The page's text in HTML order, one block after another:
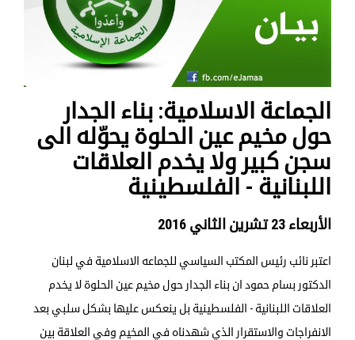
الجماعة الاسلامية: بناء الجدار
حول مخيم عين الحلوة يحوّله الى
سجن كبير ولا يخدم العلاقات
اللبنانية - الفلسطينية
الأربعاء 23 تشرين الثاني 2016
اعتبر نائب رئيس المكتب السياسي للجماعه الاسلامية في لبنان
الدكتور بسام حمود ان بناء الجدار حول مخيم عين الحلوة لا يخدم
العلاقات اللبنانية - الفلسطينية بل ينعكس عليها بشكل سلبي بعد
الانفراجات والاستقرار الذي شهدناه في المخيم وفي العلاقة بين